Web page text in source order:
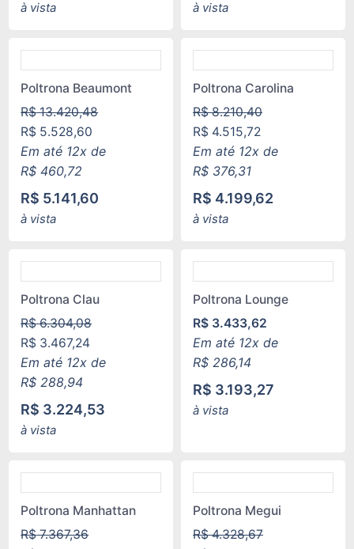
à vista à vista
Poltrona Beaumont
R$13.420,48
R$ 5.528,60
Em até 12x de
R$ 460,72
R$ 5.141,60
à vista
Poltrona Carolina
R$8.210,40
R$ 4.515,72
Em até 12x de
R$ 376,31
R$ 4.199,62
à vista
Poltrona Clau
R$6.304,08
R$ 3.467,24
Em até 12x de
R$ 288,94
R$ 3.224,53
à vista
Poltrona Lounge
R$ 3.433,62
Em até 12x de
R$ 286,14
R$ 3.193,27
à vista
Poltrona Manhattan
R$7.367,36
Poltrona Megui
R$4.328,67